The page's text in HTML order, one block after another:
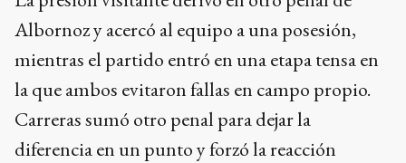
Albornoz y acercó al equipo a una posesión,
mientras el partido entró en una etapa tensa en
la que ambos evitaron fallas en campo propio.
Carreras sumó otro penal para dejar la
diferencia en un punto y forzó la reacción